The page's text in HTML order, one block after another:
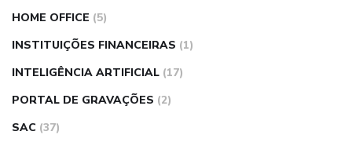
HOME OFFICE (5)
INSTITUIÇÕES FINANCEIRAS (1)
INTELIGÊNCIA ARTIFICIAL (17)
PORTAL DE GRAVAÇÕES (2)
SAC (37)